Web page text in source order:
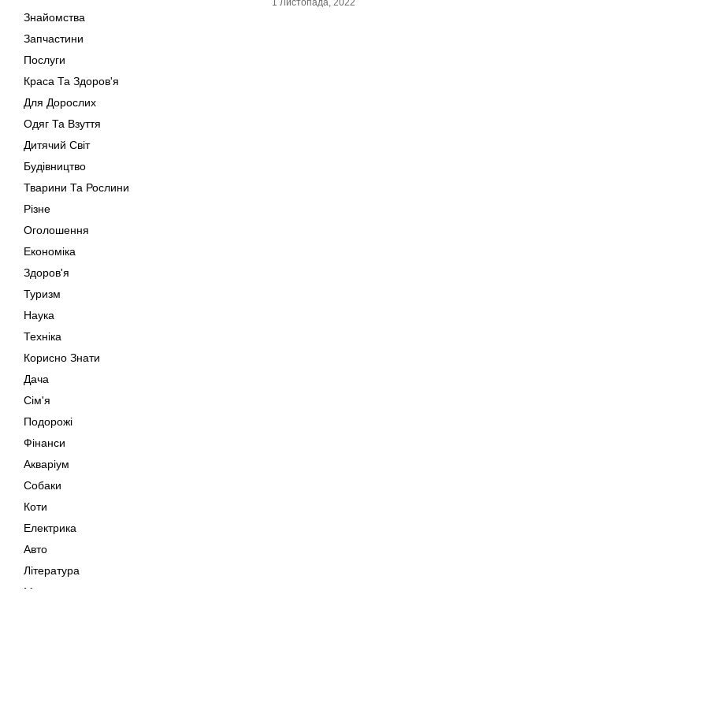
Знайомства
Запчастини
Послуги
Краса Та Здоров'я
Для Дорослих
Одяг Та Взуття
Дитячий Світ
Будівництво
Тварини Та Рослини
Різне
Оголошення
Економіка
Здоров'я
Туризм
Наука
Техніка
Корисно Знати
Дача
Сім'я
Подорожі
Фінанси
Акваріум
Собаки
Коти
Електрика
Авто
Література
Музика
1 Листопада, 2022